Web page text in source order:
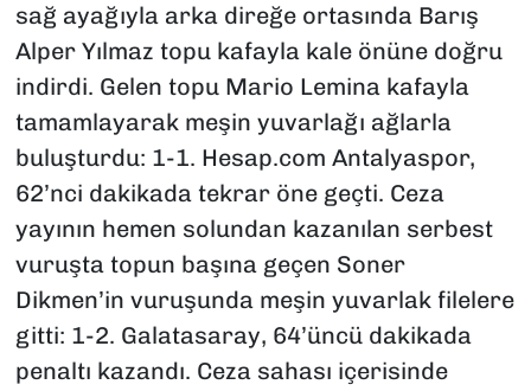
sağ ayağıyla arka direğe ortasında Barış
Alper Yılmaz topu kafayla kale önüne doğru
indirdi. Gelen topu Mario Lemina kafayla
tamamlayarak meşin yuvarlağı ağlarla
buluşturdu: 1-1. Hesap.com Antalyaspor,
62’nci dakikada tekrar öne geçti. Ceza
yayının hemen solundan kazanılan serbest
vuruşta topun başına geçen Soner
Dikmen’in vuruşunda meşin yuvarlak filelere
gitti: 1-2. Galatasaray, 64’üncü dakikada
penaltı kazandı. Ceza sahası içerisinde